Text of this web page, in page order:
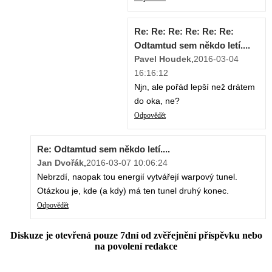
Re: Re: Re: Re: Re: Re:
Odtamtud sem někdo letí....
Pavel Houdek,2016-03-04
16:16:12
Njn, ale pořád lepší než drátem
do oka, ne?
Odpovědět
Re: Odtamtud sem někdo letí....
Jan Dvořák,2016-03-07 10:06:24
Nebrzdí, naopak tou energií vytvářejí warpový tunel.
Otázkou je, kde (a kdy) má ten tunel druhý konec.
Odpovědět
Diskuze je otevřená pouze 7dní od zvěřejnění příspěvku nebo
na povolení redakce